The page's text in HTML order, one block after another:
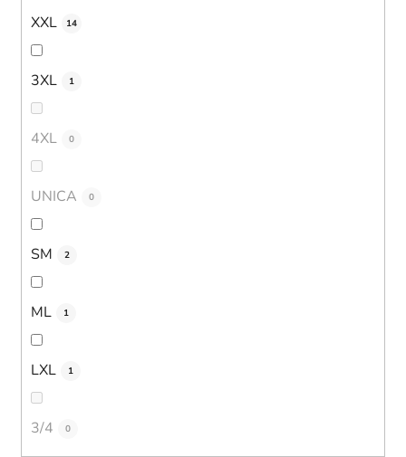
XXL 14
3XL 1
4XL 0
UNICA 0
SM 2
ML 1
LXL 1
3/4 0